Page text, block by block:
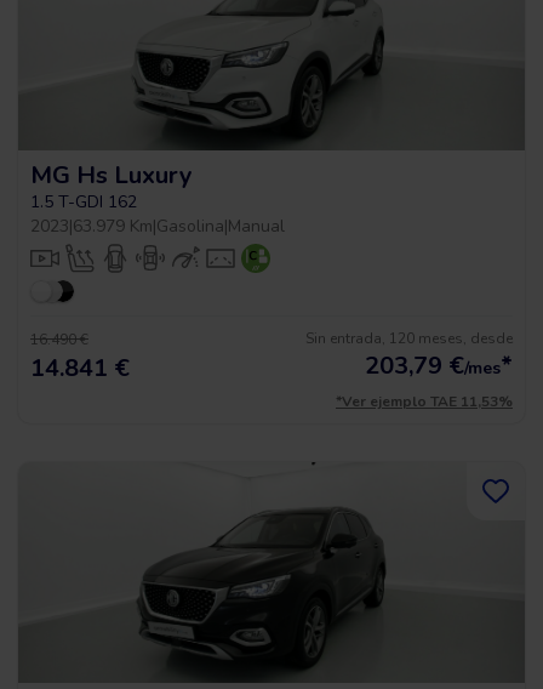
MG Hs Luxury
1.5 T-GDI 162
2023|63.979 Km|Gasolina|Manual
16.490 €
14.841 €
Sin entrada, 120 meses, desde
203,79 €/mes*
*Ver ejemplo TAE 11,53%